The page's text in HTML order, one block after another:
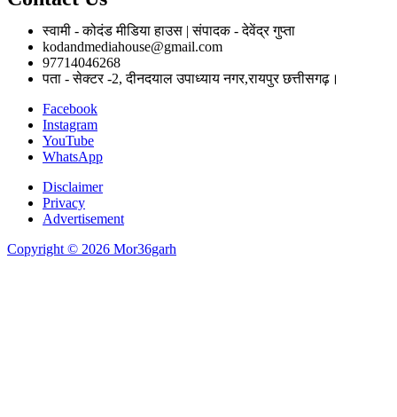
स्वामी - कोदंड मीडिया हाउस | संपादक - देवेंद्र गुप्ता
kodandmediahouse@gmail.com
97714046268
पता - सेक्टर -2, दीनदयाल उपाध्याय नगर,रायपुर छत्तीसगढ़।
Facebook
Instagram
YouTube
WhatsApp
Disclaimer
Privacy
Advertisement
Copyright © 2026 Mor36garh